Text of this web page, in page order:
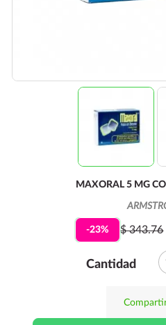
MAXORAL 5 MG
-23% $ 343.76
Cantidad